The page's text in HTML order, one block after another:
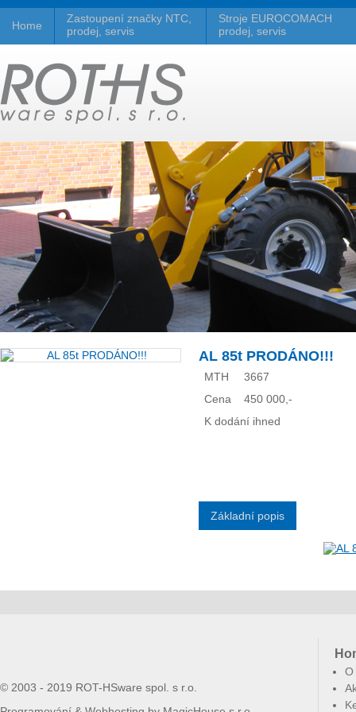
Home
Zastoupení značky NTC,
prodej, servis
Stroje EUROCOMACH
prodej, servis
AL 85t PRODÁNO!!!
MTH
3667
Cena
450 000,-
K dodání ihned
Základní popis
© 2003 - 2019 ROT-HSware spol. s r.o.
O